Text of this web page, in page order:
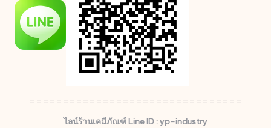
================================
ไลน์ร้านเคมีภัณฑ์ Line ID : yp-industry